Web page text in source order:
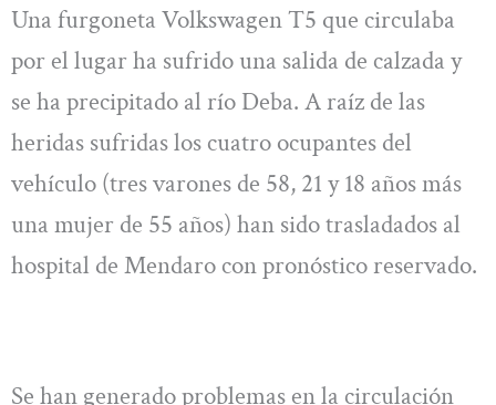
Una furgoneta Volkswagen T5 que circulaba
por el lugar ha sufrido una salida de calzada y
se ha precipitado al río Deba. A raíz de las
heridas sufridas los cuatro ocupantes del
vehículo (tres varones de 58, 21 y 18 años más
una mujer de 55 años) han sido trasladados al
hospital de Mendaro con pronóstico reservado.
Se han generado problemas en la circulación